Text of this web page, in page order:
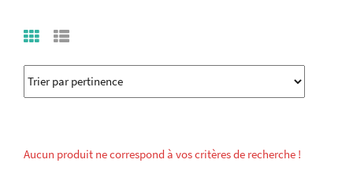
Aucun produit ne correspond à vos critères de recherche !